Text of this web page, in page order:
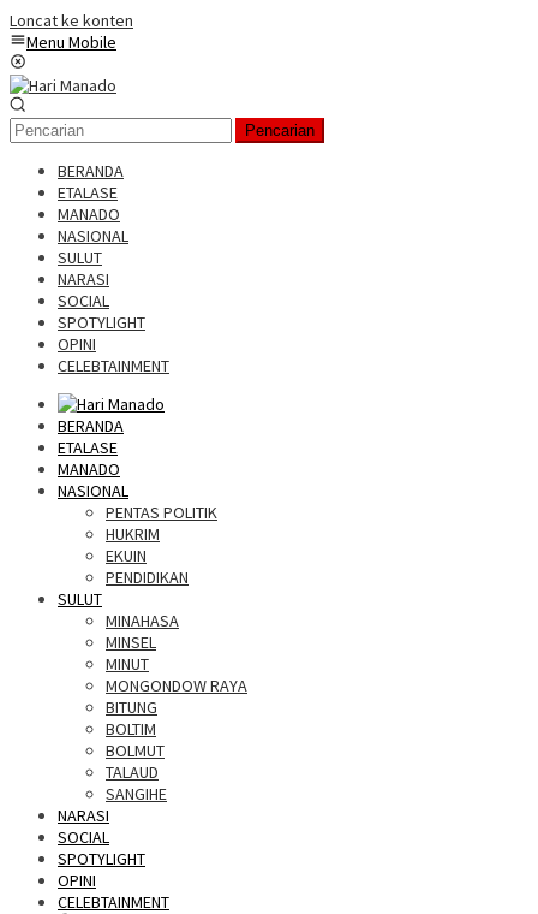
Loncat ke konten
Menu Mobile
Pencarian
BERANDA
ETALASE
MANADO
NASIONAL
SULUT
NARASI
SOCIAL
SPOTYLIGHT
OPINI
CELEBTAINMENT
BERANDA
ETALASE
MANADO
NASIONAL
PENTAS POLITIK
HUKRIM
EKUIN
PENDIDIKAN
SULUT
MINAHASA
MINSEL
MINUT
MONGONDOW RAYA
BITUNG
BOLTIM
BOLMUT
TALAUD
SANGIHE
NARASI
SOCIAL
SPOTYLIGHT
OPINI
CELEBTAINMENT